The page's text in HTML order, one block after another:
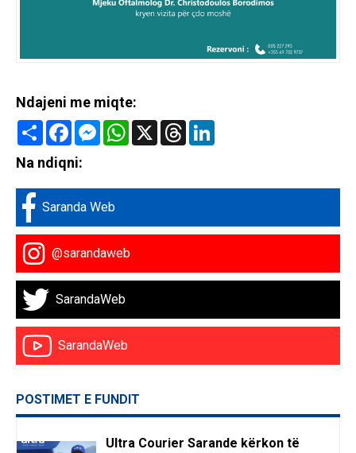
Ndajeni me miqte:
Share FacebookMessenger
WhatsApp
X Threads
Na ndiqni:
Saranda Web
@sarandaweb
SarandaWeb
SarandaWeb
POSTIMET E FUNDIT
Ultra Courier Sarande kërkon të